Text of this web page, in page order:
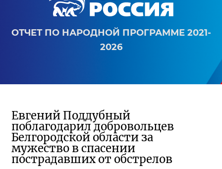
ОТЧЕТ ПО НАРОДНОЙ ПРОГРАММЕ 2021-
2026
Евгений Поддубный
поблагодарил добровольцев
Белгородской области за
мужество в спасении
пострадавших от обстрелов